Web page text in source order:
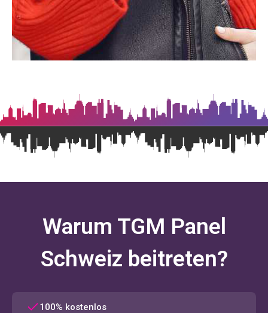
Warum TGM Panel
Schweiz beitreten?
100% kostenlos